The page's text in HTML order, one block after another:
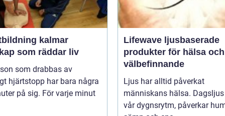
kalmar
som räddar liv
som drabbas av
hjärtstopp har bara några
på sig. För varje minut
Lifewave ljusbaserade
produkter för hälsa och
välbefinnande
Ljus har alltid påverkat
människans hälsa.
vår dygnsrytm, påverkar